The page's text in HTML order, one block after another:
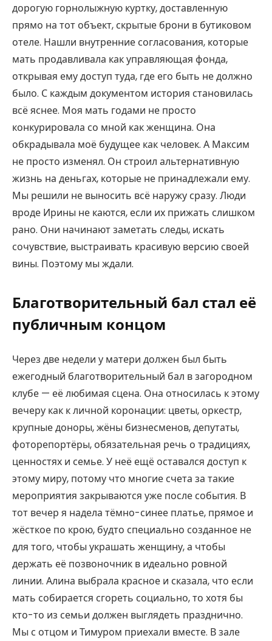
дорогую горнолыжную куртку, доставленную
прямо на тот объект, скрытые брони в бутиковом
отеле. Нашли внутренние согласования, которые
мать продавливала как управляющая фонда,
открывая ему доступ туда, где его быть не должно
было. С каждым документом история становилась
всё яснее. Моя мать годами не просто
конкурировала со мной как женщина. Она
обкрадывала моё будущее как человек. А Максим
не просто изменял. Он строил альтернативную
жизнь на деньгах, которые не принадлежали ему.
Мы решили не выносить всё наружу сразу. Люди
вроде Ирины не каются, если их прижать слишком
рано. Они начинают заметать следы, искать
сочувствие, выстраивать красивую версию своей
вины. Поэтому мы ждали.
Благотворительный бал стал её
публичным концом
Через две недели у матери должен был быть
ежегодный благотворительный бал в загородном
клубе — её любимая сцена. Она относилась к этому
вечеру как к личной коронации: цветы, оркестр,
крупные доноры, жёны бизнесменов, депутаты,
фоторепортёры, обязательная речь о традициях,
ценностях и семье. У неё ещё оставался доступ к
этому миру, потому что многие счета за такие
мероприятия закрываются уже после события. В
тот вечер я надела тёмно-синее платье, прямое и
жёсткое по крою, будто специально созданное не
для того, чтобы украшать женщину, а чтобы
держать её позвоночник в идеально ровной
линии. Алина выбрала красное и сказала, что если
мать собирается сгореть социально, то хотя бы
кто-то из семьи должен выглядеть празднично.
Мы с отцом и Тимуром приехали вместе. В зале